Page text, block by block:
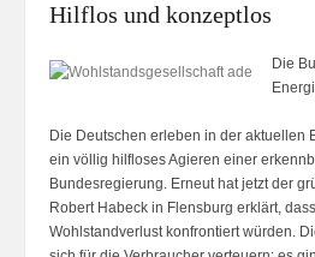
Hilflos und konzeptlos
Die
Die Deutschen erleben in der aktuellen
ein völlig hilfloses Agieren einer
Bundesregierung. Erneut hat jetzt der
Robert Habeck in Flensburg erklärt,
Wohlstandverlust konfrontiert würden.